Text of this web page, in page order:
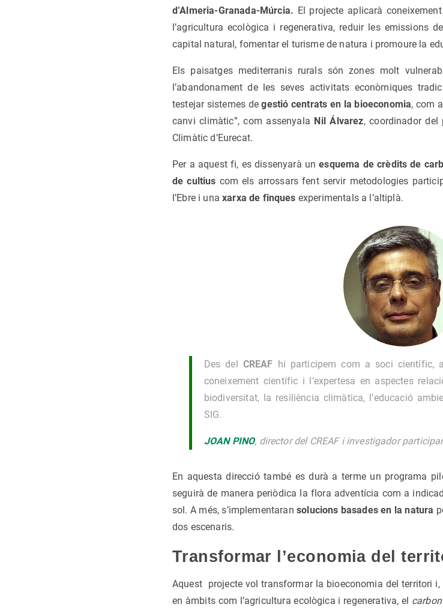
d’Almeria-Granada-Múrcia. El projecte aplicarà
l’agricultura ecològica i regenerativa, reduir les emissions
capital natural, fomentar el turisme de natura i promoure la
Els paisatges mediterranis rurals són zones molt
l’abandonament de les seves activitats econòmiques
testejar sistemes degestió centrats en la bioeconomia, com
canvi climàtic”, com assenyala Nil Álvarez, coordinador
Climàtic d’Eurecat.
Per a aquest fi, es dissenyarà unesquema de crèdits de
de cultius com els arrossars fent servir metodologies
l’Ebre i unaxarxa de finques experimentals a l’altiplà.
Des del CREAF hi participem com a soci científic,
coneixement científic i l’expertesa en aspectes
biodiversitat, la resiliència climàtica, l’educació
SIG.
JOAN PINO, director del CREAF i investigador
En aquesta direcció també es durà a terme un programa
seguirà de manera periòdica la flora adventícia com a
sol. A més, s’implementaransolucions basades en la natura
dos escenaris.
Transformar l’economia del
Aquest projecte vol transformar la bioeconomia del territori i,
en àmbits com l’agricultura ecològica i regenerativa, el